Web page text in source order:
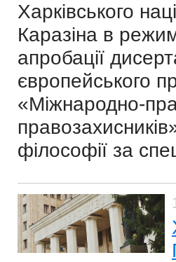
Харківського
Каразіна в
апробації
європейського
«Міжнародно-
філософії за